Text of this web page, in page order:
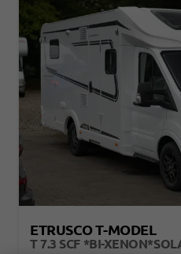
ETRUSCO T-MODEL